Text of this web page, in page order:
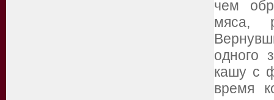
чем
мяса,
одного
кашу с
время